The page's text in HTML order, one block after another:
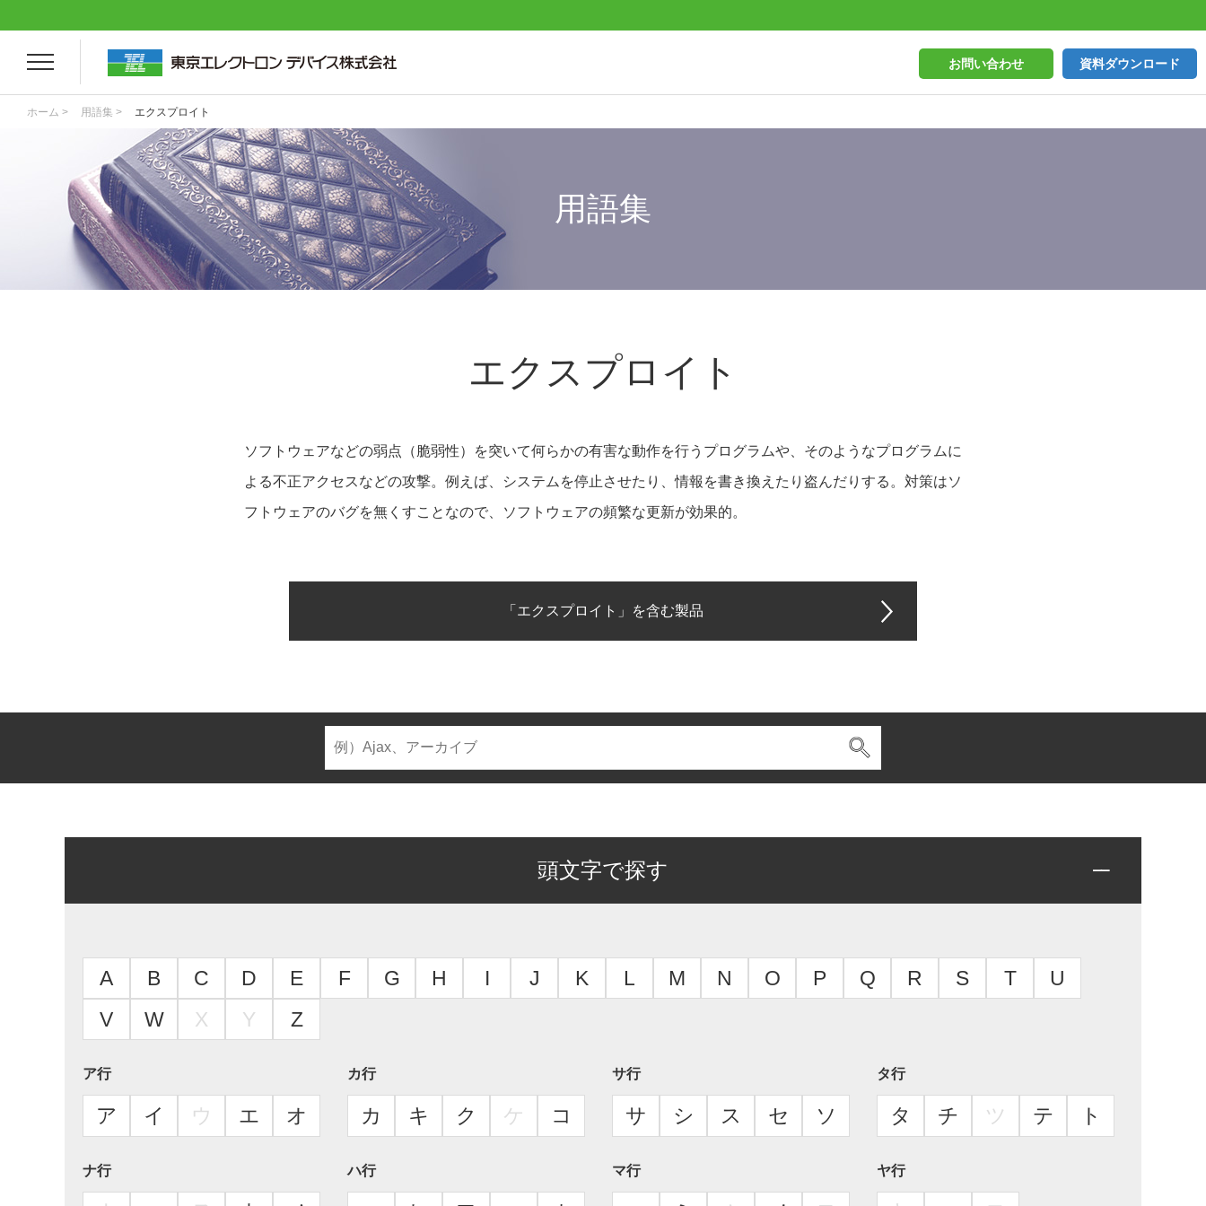
お問い合わせ 資料ダウンロード
ホーム > 用語集 > エクスプロイト
用語集
エクスプロイト
ソフトウェアなどの弱点（脆弱性）を突いて何らかの有害な動作を行うプログラムや、そのようなプログラムに
よる不正アクセスなどの攻撃。例えば、システムを停止させたり、情報を書き換えたり盗んだりする。対策はソ
フトウェアのバグを無くすことなので、ソフトウェアの頻繁な更新が効果的。
「エクスプロイト」を含む製品
頭文字で探す
A B C D E F G H I J K L M N O P Q R S T
U
V
W X Y Z
ア行
ア イ ウ エ オ
カ行
カ キ ク ケ コ
サ行
サ シ ス セ ソ
タ行
タ チ ツ テ ト
ナ行 ハ行 マ行 ヤ行